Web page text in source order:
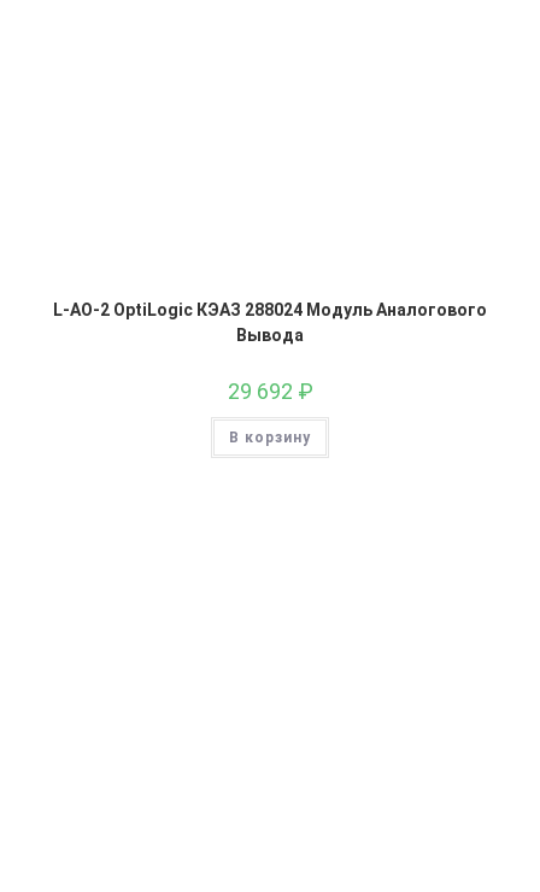
L-AO-2 OptiLogic КЭАЗ 288024 Модуль Аналогового
Вывода
29 692 ₽
В корзину